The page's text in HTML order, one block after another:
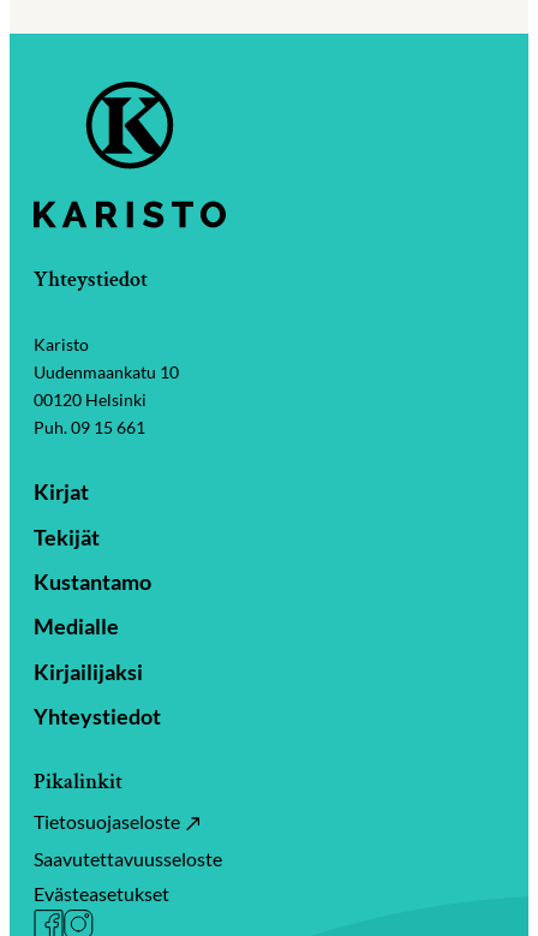
Yhteystiedot
Karisto
Uudenmaankatu 10
00120 Helsinki
Puh. 09 15 661
Kirjat
Tekijät
Kustantamo
Medialle
Kirjailijaksi
Yhteystiedot
Pikalinkit
Tietosuojaseloste
Saavutettavuusseloste
Evästeasetukset
Facebook
Instagram